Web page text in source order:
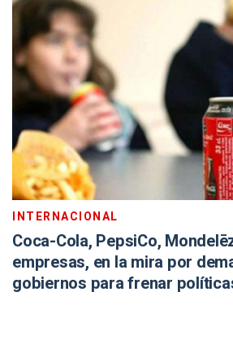
INTERNACIONAL
Coca-Cola, PepsiCo,
empresas, en la mira por
gobiernos para frenar